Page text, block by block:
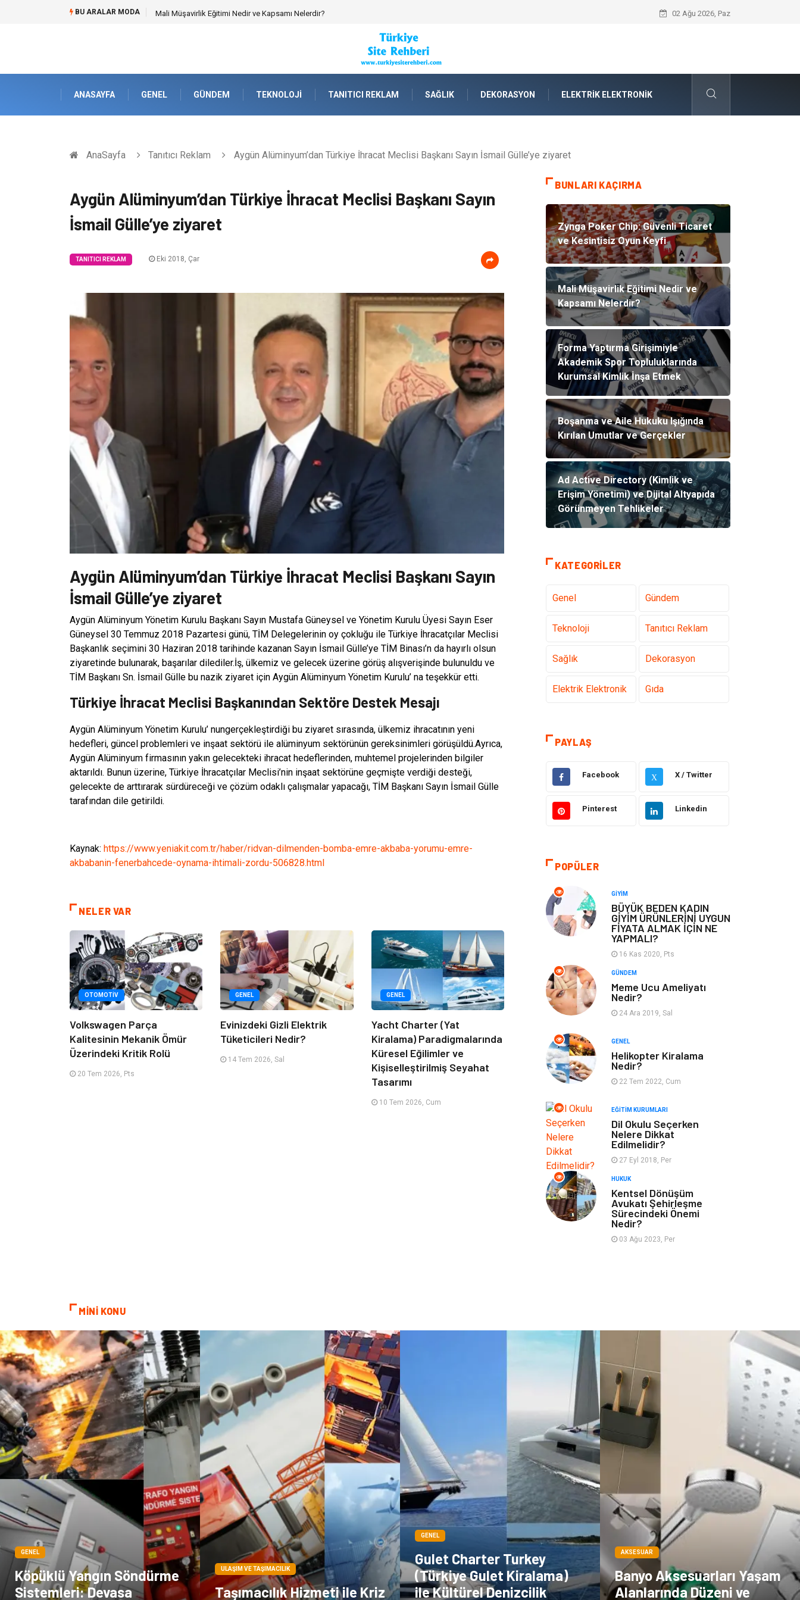
BU ARALAR MODA Mali Müşavirlik Eğitimi Nedir ve Kapsamı Nelerdir? Forma Yaptırma Girişimiyle Akademik
02 Ağu 2026, Paz
ANASAYFA GENEL GÜNDEM TEKNOLOJI TANITICI REKLAM SAĞLIK DEKORASYON ELEKTRIK ELEKTRONIK
AnaSayfa Tanıtıcı Reklam Aygün Alüminyum’dan Türkiye İhracat Meclisi Başkanı Sayın İsmail Gülle’ye ziyaret
Aygün Alüminyum’dan Türkiye İhracat Meclisi Başkanı Sayın
İsmail Gülle’ye ziyaret
TANITICI REKLAM Eki 2018, Çar
Aygün Alüminyum’dan Türkiye İhracat Meclisi Başkanı Sayın
İsmail Gülle’ye ziyaret
Aygün Alüminyum Yönetim Kurulu Başkanı Sayın Mustafa Güneysel ve Yönetim Kurulu Üyesi Sayın Eser
Güneysel 30 Temmuz 2018 Pazartesi günü, TİM Delegelerinin oy çokluğu ile Türkiye İhracatçılar Meclisi
Başkanlık seçimini 30 Haziran 2018 tarihinde kazanan Sayın İsmail Gülle’ye TİM Binası’n da hayırlı olsun
ziyaretinde bulunarak, başarılar dilediler.İş, ülkemiz ve gelecek üzerine görüş alışverişinde bulunuldu ve
TİM Başkanı Sn. İsmail Gülle bu nazik ziyaret için Aygün Alüminyum Yönetim Kurulu’ na teşekkür etti.
Türkiye İhracat Meclisi Başkanından Sektöre Destek Mesajı
Aygün Alüminyum Yönetim Kurulu’ nungerçekleştirdiği bu ziyaret sırasında, ülkemiz ihracatının yeni
hedefleri, güncel problemleri ve inşaat sektörü ile alüminyum sektörünün gereksinimleri görüşüldü.Ayrıca,
Aygün Alüminyum firmasının yakın gelecekteki ihracat hedeflerinden, muhtemel projelerinden bilgiler
aktarıldı. Bunun üzerine, Türkiye İhracatçılar Meclisi’nin inşaat sektörüne geçmişte verdiği desteği,
gelecekte de arttırarak sürdüreceği ve çözüm odaklı çalışmalar yapacağı, TİM Başkanı Sayın İsmail Gülle
tarafından dile getirildi.
Kaynak: https://www.yeniakit.com.tr/haber/ridvan-dilmenden-bomba-emre-akbaba-yorumu-emre-
akbabanin-fenerbahcede-oynama-ihtimali-zordu-506828.html
NELER VAR
OTOMOTIV
Volkswagen Parça
Kalitesinin Mekanik Ömür
Üzerindeki Kritik Rolü
20 Tem 2026, Pts
GENEL
Evinizdeki Gizli Elektrik
Tüketicileri Nedir?
14 Tem 2026, Sal
GENEL
Yacht Charter (Yat
Kiralama) Paradigmalarında
Küresel Eğilimler ve
Kişiselleştirilmiş Seyahat
Tasarımı
10 Tem 2026, Cum
BUNLARI KAÇIRMA
Zynga Poker Chip: Güvenli Ticaret
ve Kesintisiz Oyun Keyfi
Mali Müşavirlik Eğitimi Nedir ve
Kapsamı Nelerdir?
Forma Yaptırma Girişimiyle
Akademik Spor Topluluklarında
Kurumsal Kimlik İnşa Etmek
Boşanma ve Aile Hukuku Işığında
Kırılan Umutlar ve Gerçekler
Ad Active Directory (Kimlik ve
Erişim Yönetimi) ve Dijital Altyapıda
Görünmeyen Tehlikeler
KATEGORILER
Genel Gündem
Teknoloji Tanıtıcı Reklam
Sağlık Dekorasyon
Elektrik Elektronik Gıda
Bilgisayar ve
Yazılım
Güzellik Mobilya
Organizasyon
Bahçe Ev Maden ve Metal
Plastik Aksesuar
Tekstil Turizm
Hizmet Hediyelik Eşya
İnternet Ambalaj
Endüstriyel
Ürünler
Markalar Telekomünikasyon
Dernekler ve
Birlikler
Moda İthalat İhracat
Alüminyum
Tarım &
Hayvancılık
PAYLAŞ
Facebook X X / Twitter
Pinterest Linkedin
POPÜLER
GIYIM
BÜYÜK BEDEN KADIN
GİYİM ÜRÜNLERİNİ UYGUN
FİYATA ALMAK İÇİN NE
YAPMALI?
16 Kas 2020, Pts
GÜNDEM
Meme Ucu Ameliyatı
Nedir?
24 Ara 2019, Sal
GENEL
Helikopter Kiralama
Nedir?
22 Tem 2022, Cum
EĞITIM KURUMLARI
Dil Okulu Seçerken
Nelere Dikkat
Edilmelidir?
27 Eyl 2018, Per
HUKUK
Kentsel Dönüşüm
Avukatı Şehirleşme
Sürecindeki Önemi
Nedir?
03 Ağu 2023, Per
MİNİ KONU
GENEL
Köpüklü Yangın Söndürme
Sistemleri: Devasa
ULAŞIM VE TAŞIMACILIK
Taşımacılık Hizmeti ile Kriz
GENEL
Gulet Charter Turkey
(Türkiye Gulet Kiralama)
ile Kültürel Denizcilik
AKSESUAR
Banyo Aksesuarları Yaşam
Alanlarında Düzeni ve